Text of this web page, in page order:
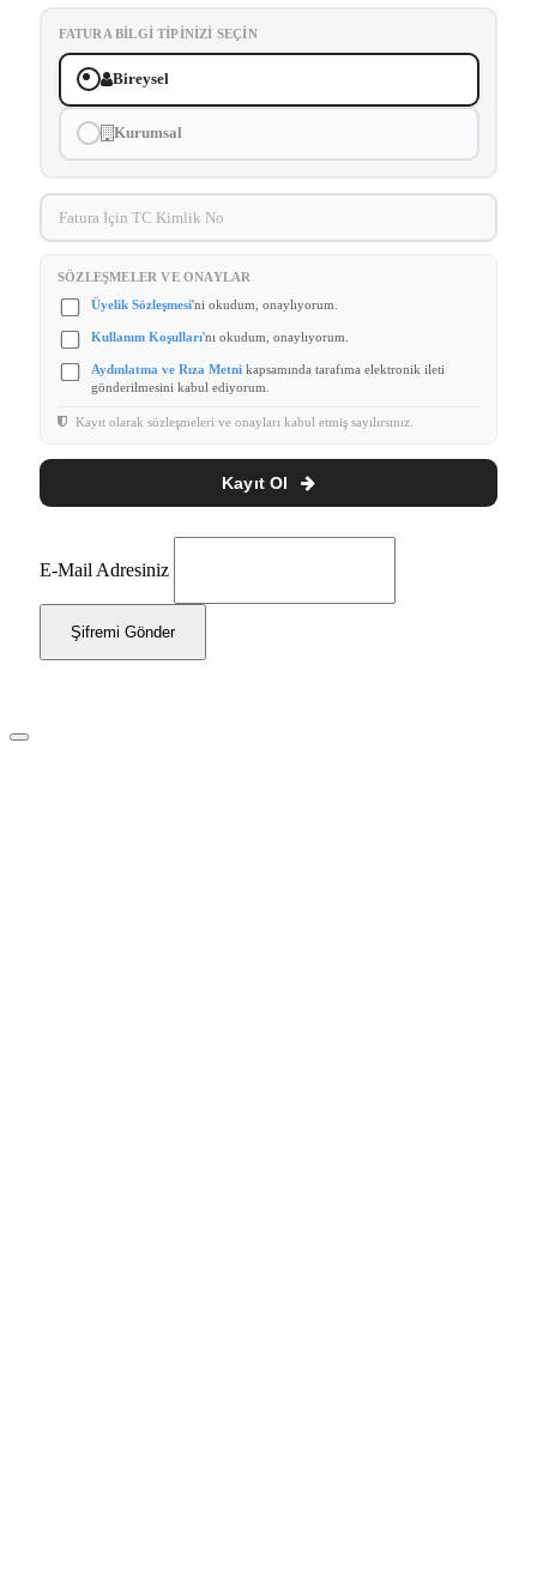
FATURA BILGI TIPINIZI SEÇIN
Bireysel
Kurumsal
SÖZLEŞMELER VE ONAYLAR
Üyelik Sözleşmesi'ni okudum, onaylıyorum.
Kullanım Koşulları'nı okudum, onaylıyorum.
Aydınlatma ve Rıza Metni kapsamında tarafıma elektronik ileti
gönderilmesini kabul ediyorum.
Kayıt olarak sözleşmeleri ve onayları kabul etmiş sayılırsınız.
Kayıt Ol
E-Mail Adresiniz
Şifremi Gönder